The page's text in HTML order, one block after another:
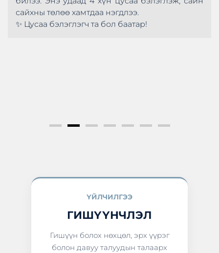
сайхны төлөө хамтдаа нэгдлээ.
✨ Цусаа бэлэглэгч та бол баатар!
ҮЙЛЧИЛГЭЭ
ГИШҮҮНЧЛЭЛ
Гишүүн болох нөхцөл, эрх үүрэг
болон давуу талуудын талаарх